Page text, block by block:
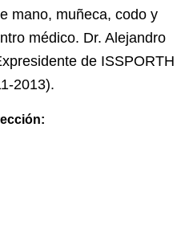
mano, muñeca, codo y
médico. Dr. Alejandro
de ISSPORTH
2013).